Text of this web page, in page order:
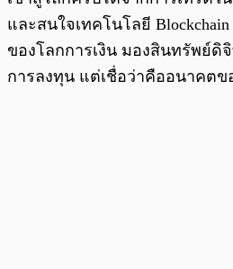
และสนใจเทคโนโลยี
ของโลกการเงิน มองสินทรัพย์ดิ
การลงทุน แต่เชื่อว่าคืออนาคตข